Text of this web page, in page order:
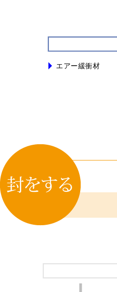
エアー緩衝材